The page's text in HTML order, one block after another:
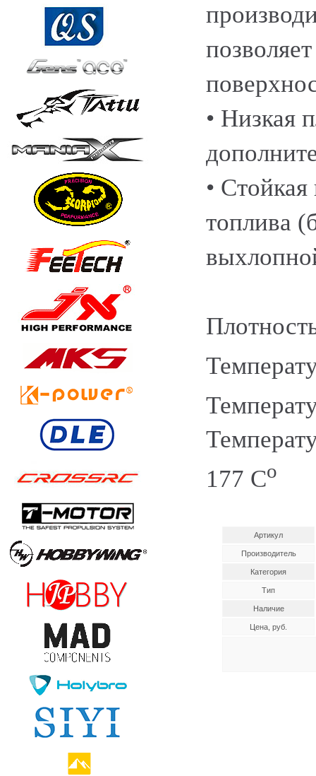
• Низкая
•
топлива
177 Co
Артикул
Производитель
Категория
Тип
Наличие
Цена, руб.